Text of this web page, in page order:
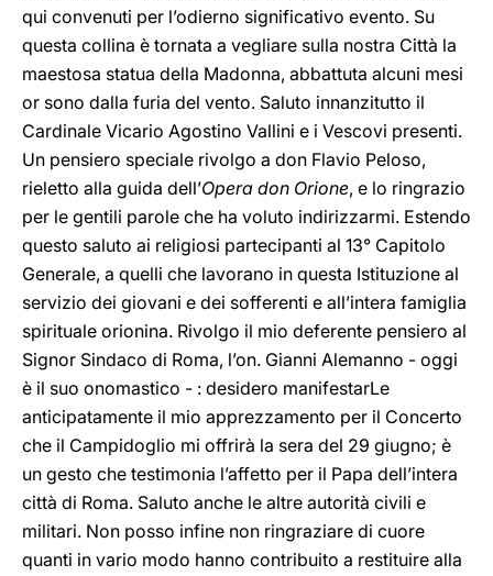
qui convenuti per l’odierno significativo evento. Su
questa collina è tornata a vegliare sulla nostra Città la
maestosa statua della Madonna, abbattuta alcuni mesi
or sono dalla furia del vento. Saluto innanzitutto il
Cardinale Vicario Agostino Vallini e i Vescovi presenti.
Un pensiero speciale rivolgo a don Flavio Peloso,
rieletto alla guida dell’Opera don Orione, e lo ringrazio
per le gentili parole che ha voluto indirizzarmi. Estendo
questo saluto ai religiosi partecipanti al 13° Capitolo
Generale, a quelli che lavorano in questa Istituzione al
servizio dei giovani e dei sofferenti e all’intera famiglia
spirituale orionina. Rivolgo il mio deferente pensiero al
Signor Sindaco di Roma, l’on. Gianni Alemanno - oggi
è il suo onomastico - : desidero manifestarLe
anticipatamente il mio apprezzamento per il Concerto
che il Campidoglio mi offrirà la sera del 29 giugno; è
un gesto che testimonia l’affetto per il Papa dell’intera
città di Roma. Saluto anche le altre autorità civili e
militari. Non posso infine non ringraziare di cuore
quanti in vario modo hanno contribuito a restituire alla